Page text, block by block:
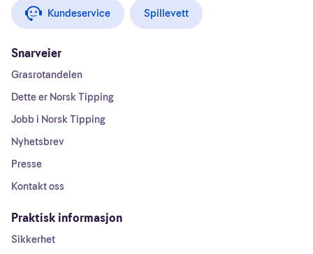
Kundeservice Spillevett
Snarveier
Grasrotandelen
Dette er Norsk Tipping
Jobb i Norsk Tipping
Nyhetsbrev
Presse
Kontakt oss
Praktisk informasjon
Sikkerhet